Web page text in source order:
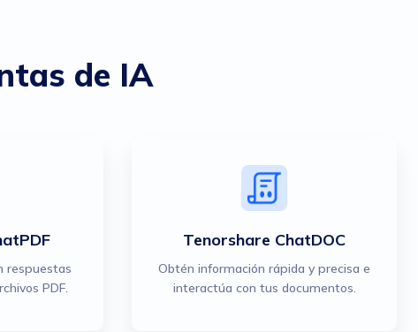
de IA
respuestas
PDF.
Tenorshare ChatDOC
Obtén información rápida y precisa e
interactúa con tus documentos.